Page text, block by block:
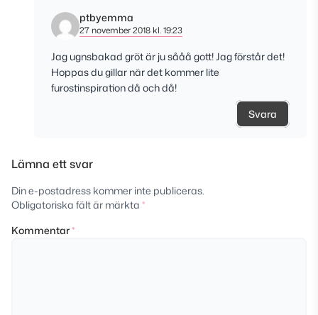
ptbyemma
27 november 2018 kl. 19:23
Jag ugnsbakad gröt är ju sååå gott! Jag förstår det!
Hoppas du gillar när det kommer lite
furostinspiration då och då!
Svara
Lämna ett svar
Din e-postadress kommer inte publiceras.
Obligatoriska fält är märkta *
Kommentar*